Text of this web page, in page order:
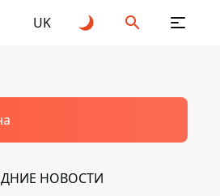
UK
НОВОСТИ